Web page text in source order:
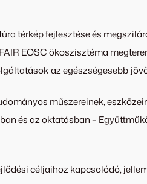
térkép fejlesztése és
EOSC ökoszisztéma
az egészségesebb
műszereinek,
és az oktatásban –
céljaihoz kapcsolódó,